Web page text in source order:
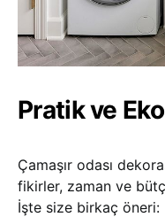
Pratik ve
Çamaşır odası
fikirler, zaman ve
İşte size birkaç öneri: